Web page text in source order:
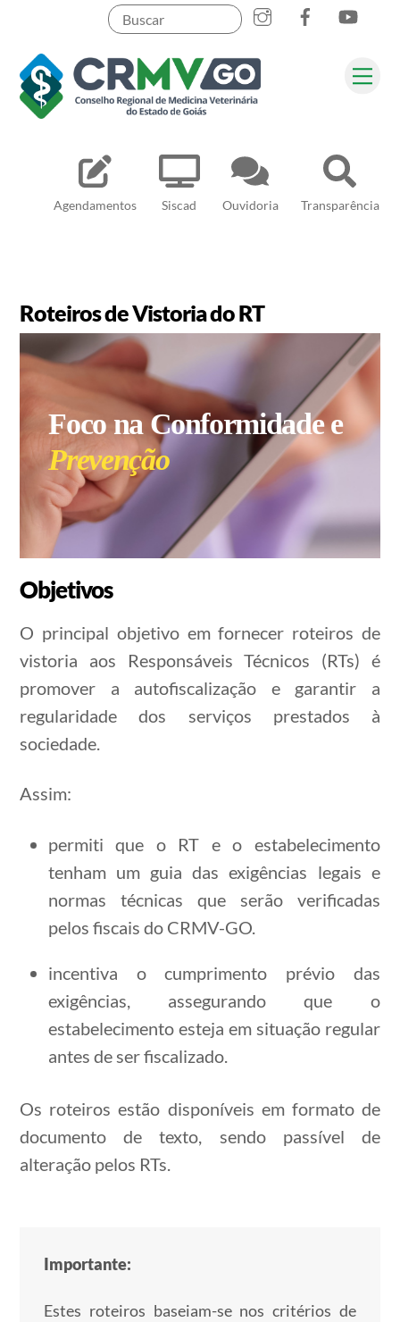
content
Agendamentos Siscad Ouvidoria Transparência
Pesquisar
Roteiros de Vistoria do RT
Foco na Conformidade e
Prevenção
Objetivos
O principal objetivo em fornecer roteiros de
vistoria aos Responsáveis Técnicos (RTs) é
promover a autofiscalização e garantir a
regularidade dos serviços prestados à
sociedade.
Assim:
permiti que o RT e o estabelecimento
tenham um guia das exigências legais e
normas técnicas que serão verificadas
pelos fiscais do CRMV-GO.
incentiva o cumprimento prévio das
exigências, assegurando que o
estabelecimento esteja em situação regular
antes de ser fiscalizado.
Os roteiros estão disponíveis em formato de
documento de texto, sendo passível de
alteração pelos RTs.
Importante:
Estes roteiros baseiam-se nos critérios de